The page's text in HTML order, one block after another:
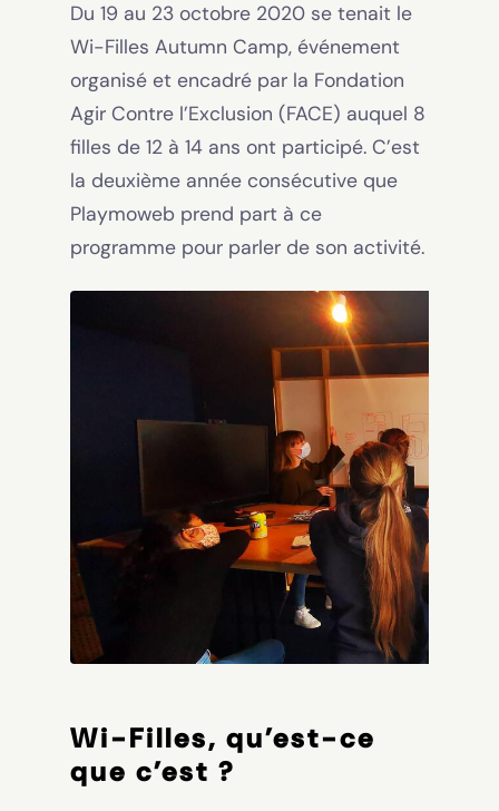
Du 19 au 23 octobre 2020 se tenait le
Wi-Filles Autumn Camp, événement
organisé et encadré par la Fondation
Agir Contre l’Exclusion (FACE) auquel 8
filles de 12 à 14 ans ont participé. C’est
la deuxième année consécutive que
Playmoweb prend part à ce
programme pour parler de son activité.
Wi-Filles, qu’est-ce
que c’est ?